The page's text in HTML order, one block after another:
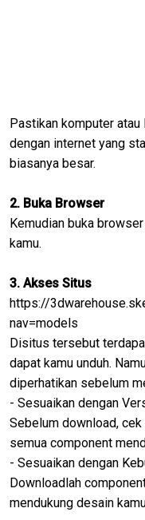
Pastikan komputer
dengan internet yang
biasanya besar.
2. Buka Browser
Kemudian buka
kamu.
3. Akses Situs
https://
nav=models
Disitus tersebut
dapat kamu unduh.
diperhatikan sebelum
- Sesuaikan dengan
Sebelum download,
semua component
- Sesuaikan dengan
Downloadlah
mendukung desain